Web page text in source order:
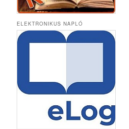
ELEKTRONIKUS NAPLÓ